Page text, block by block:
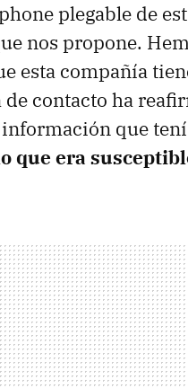
plegable de
nos propone.
esta compañía
contacto ha
que
que era